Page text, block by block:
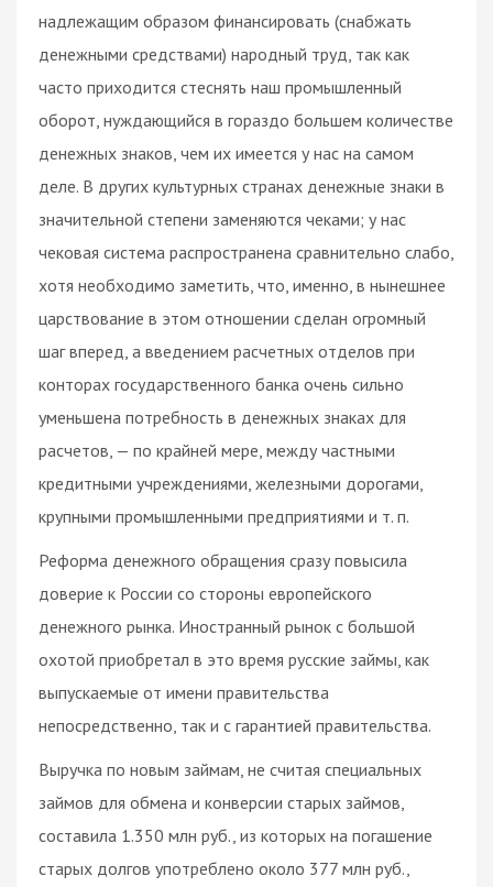
надлежащим образом финансировать (снабжать
денежными средствами) народный труд, так как
часто приходится стеснять наш промышленный
оборот, нуждающийся в гораздо большем количестве
денежных знаков, чем их имеется у нас на самом
деле. В других культурных странах денежные знаки в
значительной степени заменяются чеками; у нас
чековая система распространена сравнительно слабо,
хотя необходимо заметить, что, именно, в нынешнее
царствование в этом отношении сделан огромный
шаг вперед, а введением расчетных отделов при
конторах государственного банка очень сильно
уменьшена потребность в денежных знаках для
расчетов, — по крайней мере, между частными
кредитными учреждениями, железными дорогами,
крупными промышленными предприятиями и т. п.
Реформа денежного обращения сразу повысила
доверие к России со стороны европейского
денежного рынка. Иностранный рынок с большой
охотой приобретал в это время русские займы, как
выпускаемые от имени правительства
непосредственно, так и с гарантией правительства.
Выручка по новым займам, не считая специальных
займов для обмена и конверсии старых займов,
составила 1.350 млн руб., из которых на погашение
старых долгов употреблено около 377 млн руб.,